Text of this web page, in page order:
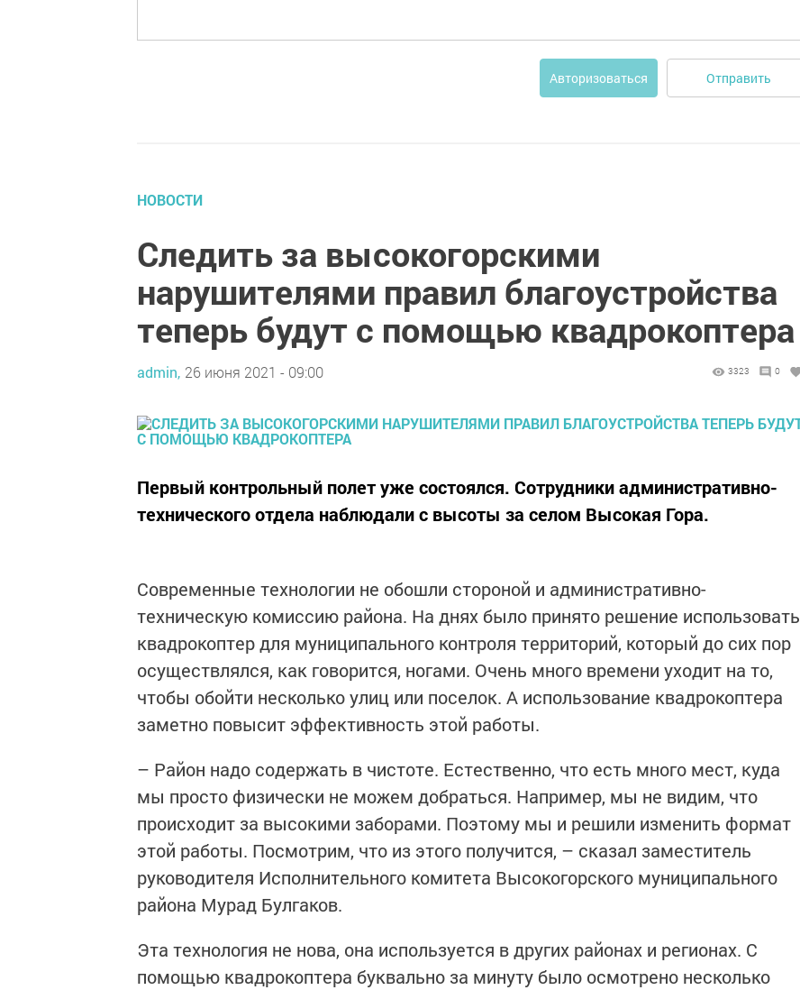
Авторизоваться Отправить
НОВОСТИ
Следить за высокогорскими
нарушителями правил благоустройства
теперь будут с помощью квадрокоптера
admin, 26 июня 2021 - 09:00 3323 0
Первый контрольный полет уже состоялся. Сотрудники административно-
технического отдела наблюдали с высоты за селом Высокая Гора.
Современные технологии не обошли стороной и административно-
техническую комиссию района. На днях было принято решение использовать
квадрокоптер для муниципального контроля территорий, который до сих пор
осуществлялся, как говорится, ногами. Очень много времени уходит на то,
чтобы обойти несколько улиц или поселок. А использование квадрокоптера
заметно повысит эффективность этой работы.
– Район надо содержать в чистоте. Естественно, что есть много мест, куда
мы просто физически не можем добраться. Например, мы не видим, что
происходит за высокими заборами. Поэтому мы и решили изменить формат
этой работы. Посмотрим, что из этого получится, – сказал заместитель
руководителя Исполнительного комитета Высокогорского муниципального
района Мурад Булгаков.
Эта технология не нова, она используется в других районах и регионах. С
помощью квадрокоптера буквально за минуту было осмотрено несколько